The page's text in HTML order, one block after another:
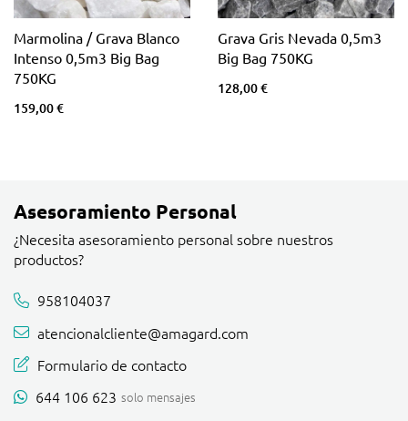
Marmolina / Grava Blanco
Intenso 0,5m3 Big Bag
750KG
159,00 €
Grava Gris Nevada 0,5m3
Big Bag 750KG
128,00 €
Asesoramiento Personal
¿Necesita asesoramiento personal sobre nuestros
productos?
958104037
atencionalcliente@amagard.com
Formulario de contacto
644 106 623 solo mensajes